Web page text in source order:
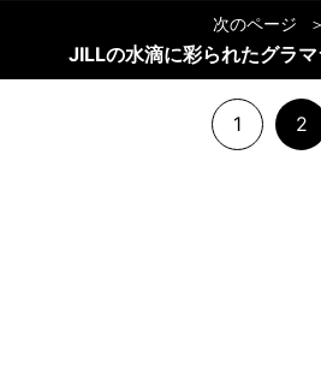
次のページ
JILLの水滴に彩られたグラ
1 2